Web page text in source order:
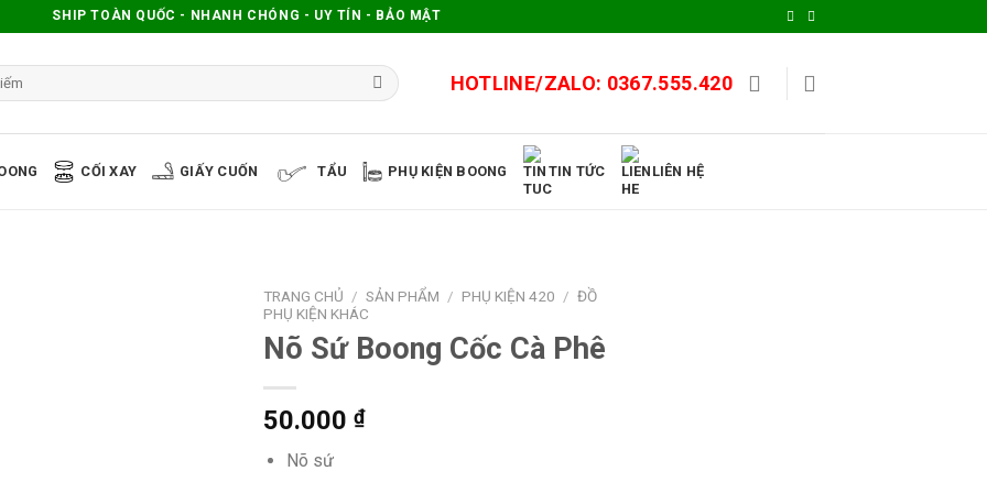
SHIP TOÀN QUỐC - NHANH CHÓNG - UY TÍN - BẢO MẬT
HOTLINE/ZALO: 0367.555.420
CỐI XAY GIẤY CUỐN TẨU PHỤ KIỆN BOONG TIN TỨC LIÊN HỆ
TRANG CHỦ / SẢN PHẨM / PHỤ KIỆN 420 / ĐỒ
PHỤ KIỆN KHÁC
Nõ Sứ Boong Cốc Cà Phê
50.000 ₫
Nõ sứ